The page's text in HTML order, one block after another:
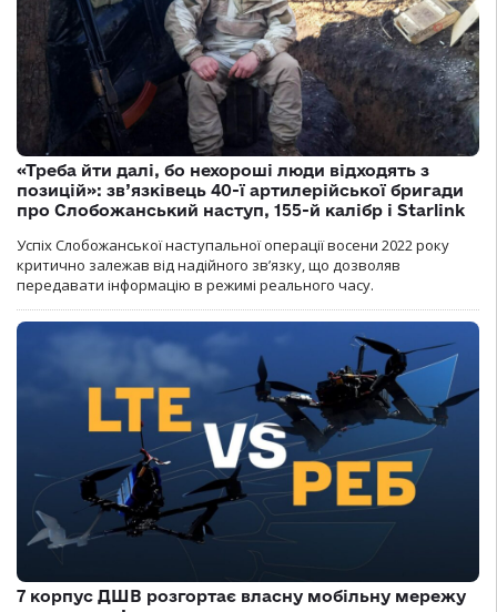
«Треба йти далі, бо нехороші люди відходять з
позицій»: зв’язківець 40-ї артилерійської бригади
про Слобожанський наступ, 155-й калібр і Starlink
Успіх Слобожанської наступальної операції восени 2022 року
критично залежав від надійного зв’язку, що дозволяв
передавати інформацію в режимі реального часу.
7 корпус ДШВ розгортає власну мобільну мережу